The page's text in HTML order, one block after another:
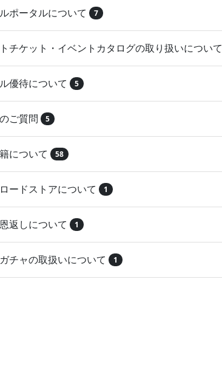
ポータルについて 7
チケット・イベントカタログの取り扱いについて
優待について 5
ご質問 5
について 58
ードストアについて 1
返しについて 1
チャの取扱いについて 1